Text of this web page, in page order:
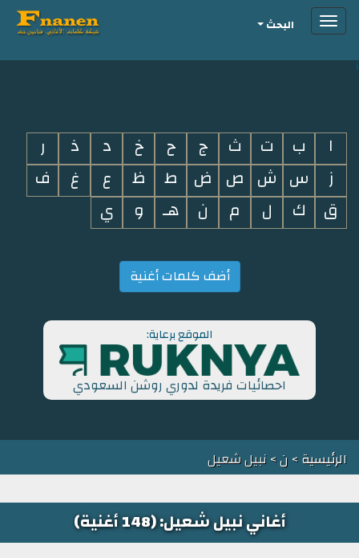
i
Toggleالبحث
ا ب ت ث ج ح خ د ذ
ر
ز
س ش ص ض ط ظ ع غ
ف
ق
ك ل م ن هـ و ي
أضف كلمات أغنية
الموقع برعاية:
احصائيات فريدة لدوري روشن السعودي
الرئيسية> ن> نبيل شعيل
أغاني نبيل شعيل: (148 أغنية)